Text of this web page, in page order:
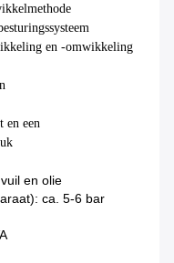
en -omwikkeling
en een
en olie
ca. 5-6 bar